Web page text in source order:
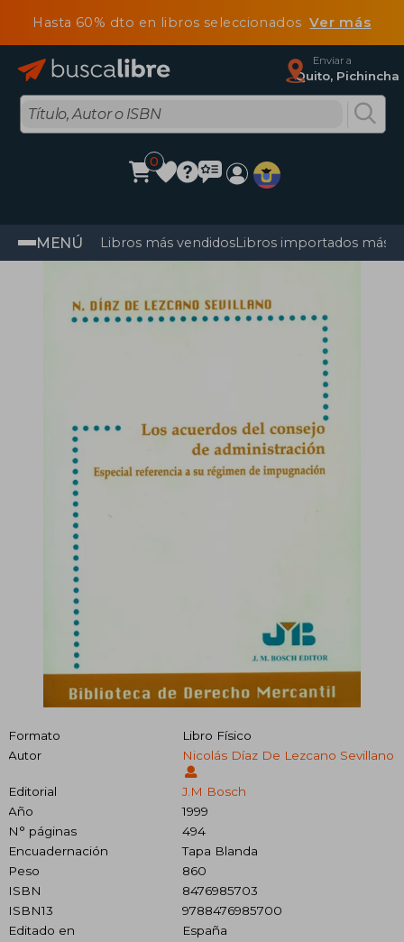
Hasta 60% dto en libros seleccionadosVer más
Enviar a
Quito, Pichincha
0
MENÚ Libros más vendidosLibros importados más
Formato
Libro Físico
Autor
Nicolás Díaz De Lezcano Sevillano
Editorial
J.M Bosch
Año
1999
N° páginas
494
Encuadernación
Tapa Blanda
Peso
860
ISBN
8476985703
ISBN13
9788476985700
Editado en
España